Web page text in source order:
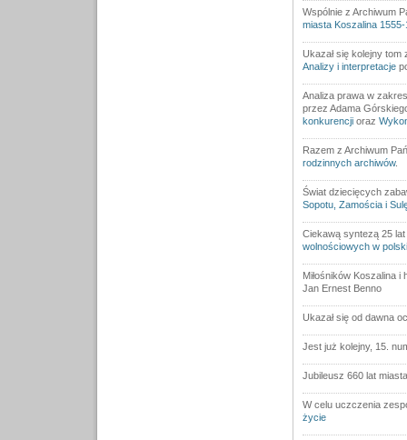
Wspólnie z Archiwum
miasta Koszalina
Ukazał się kolejny
Analizy i interpretacje
Analiza prawa w
przez Adama
konkurencjioraz
Razem z Archiwum
rodzinnych archiwów.
Świat dziecięcych
Sopotu, Zamościa i
Ciekawą syntezą 25
wolnościowych w
Miłośników Koszalina
Jan Ernest Benno
Ukazał się od dawna
Jest już kolejny, 15.
Jubileusz 660 lat
W celu uczczenia
życie